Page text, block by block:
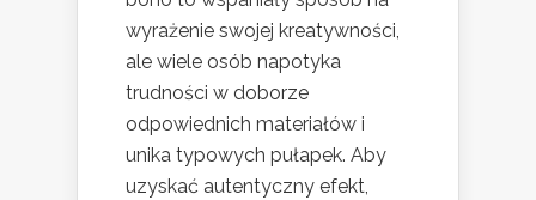
wyrażenie swojej kreatywności,
ale wiele osób napotyka
trudności w doborze
odpowiednich materiałów i
unika typowych pułapek. Aby
uzyskać autentyczny efekt,